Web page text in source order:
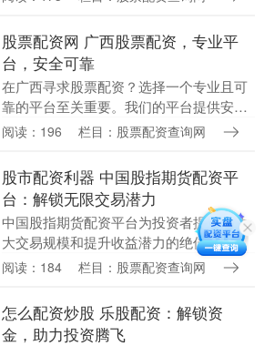
配资平台时....
股票配资网 广西股票配资，专业平
台，安全可靠
在广西寻求股票配资？选择一个专业且可
靠的平台至关重要。我们的平台提供安
全、透明的配资服务，助您提升投资收
收费标准，包括....
阅读：196 栏目：股票配资查询网
股市配资利器 中国股指期货配资平
台：解锁无限交易潜力
中国股指期货配资平台为投资者提供了放
大交易规模和提升收益潜力的绝佳机会。
通过利用这些平台，投资者可以利用杠杆
大的头寸。 * ....
阅读：184 栏目：股票配资查询网
怎么配资炒股 乐股配资：解锁资
金，助力投资腾飞